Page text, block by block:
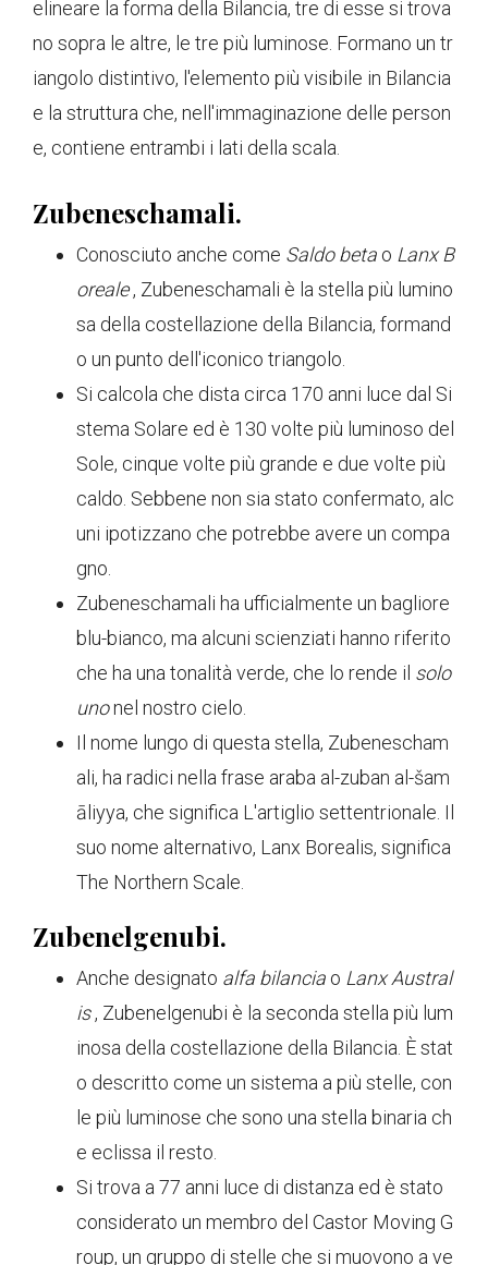
elineare la forma della Bilancia, tre di esse si trova
no sopra le altre, le tre più luminose. Formano un tr
iangolo distintivo, l'elemento più visibile in Bilancia
e la struttura che, nell'immaginazione delle person
e, contiene entrambi i lati della scala.
Zubeneschamali.
Conosciuto anche come Saldo beta o Lanx B
oreale, Zubeneschamali è la stella più lumino
sa della costellazione della Bilancia, formand
o un punto dell'iconico triangolo.
Si calcola che dista circa 170 anni luce dal Si
stema Solare ed è 130 volte più luminoso del
Sole, cinque volte più grande e due volte più
caldo. Sebbene non sia stato confermato, alc
uni ipotizzano che potrebbe avere un compa
gno.
Zubeneschamali ha ufficialmente un bagliore
blu-bianco, ma alcuni scienziati hanno riferito
che ha una tonalità verde, che lo rende il solo
unonel nostro cielo.
Il nome lungo di questa stella, Zubenescham
ali, ha radici nella frase araba al-zuban al-šam
āliyya, che significa L'artiglio settentrionale. Il
suo nome alternativo, Lanx Borealis, significa
The Northern Scale.
Zubenelgenubi.
Anche designato alfa bilancia o Lanx Austral
is, Zubenelgenubi è la seconda stella più lum
inosa della costellazione della Bilancia. È stat
o descritto come un sistema a più stelle, con
le più luminose che sono una stella binaria ch
e eclissa il resto.
Si trova a 77 anni luce di distanza ed è stato
considerato un membro del Castor Moving G
roup, un gruppo di stelle che si muovono a ve